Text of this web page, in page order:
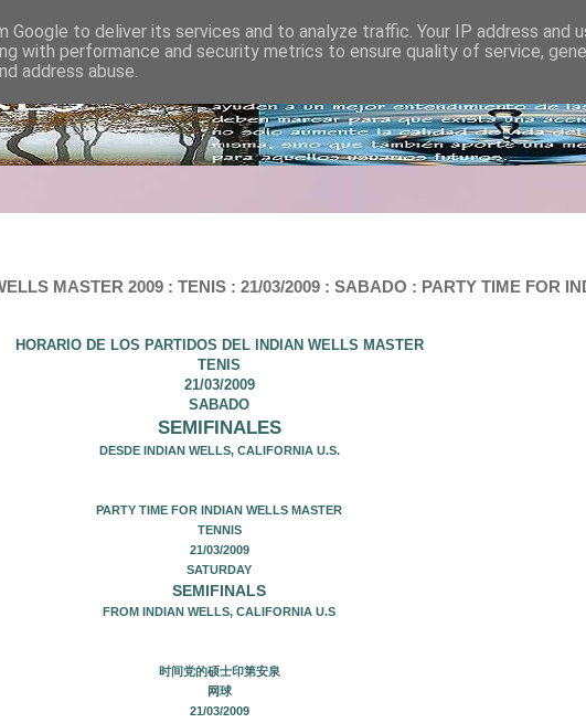
MASTER 2009 : TENIS : 21/03/2009 : SABADO : PARTY TIME FOR
HORARIO DE LOS PARTIDOS DEL INDIAN WELLS MASTER
TENIS
21/03/2009
SABADO
SEMIFINALES
DESDE INDIAN WELLS, CALIFORNIA U.S.
PARTY TIME FOR INDIAN WELLS MASTER
TENNIS
21/03/2009
SATURDAY
SEMIFINALS
FROM INDIAN WELLS, CALIFORNIA U.S
时间党的硕士印第安泉
网球
21/03/2009
Google to deliver its services and to analyze traffic. Your IP address and
with performance and security metrics to ensure quality of service,
address abuse.